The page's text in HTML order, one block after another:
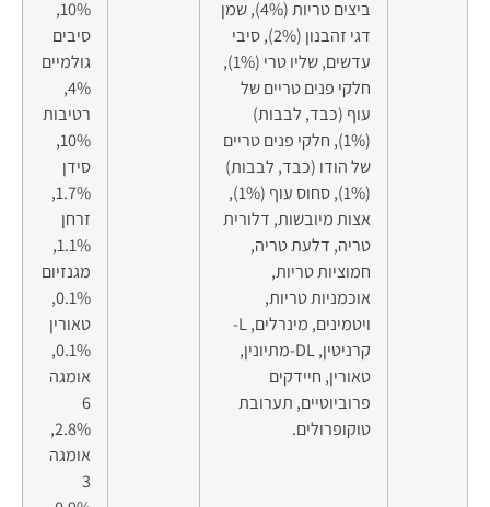
ביצים טריות (4%), שמן
דגי זהבנון (2%), סיבי
עדשים, שליו טרי (1%),
חלקי פנים טריים של
עוף (כבד, לבבות)
(1%), חלקי פנים טריים
של הודו (כבד, לבבות)
(1%), סחוס עוף (1%),
אצות מיובשות, דלורית
טריה, דלעת טריה,
חמוציות טריות,
אוכמניות טריות,
ויטמינים, מינרלים, L-
קרניטין, DL-מתיונין,
טאורין, חיידקים
פרוביוטיים, תערובת
טוקופרולים.
10%,
סיבים
גולמיים
4%,
רטיבות
10%,
סידן
1.7%,
זרחן
1.1%,
מגנזיום
0.1%,
טאורין
0.1%,
אומגה
6
2.8%,
אומגה
3